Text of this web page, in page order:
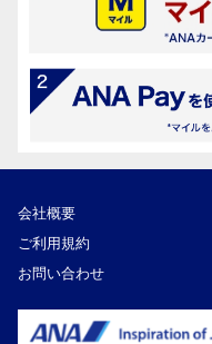
会社概要
ご利用規約
お問い合わせ